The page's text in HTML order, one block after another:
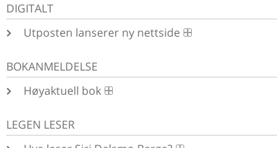
DIGITALT
Utposten lanserer ny nettside
BOKANMELDELSE
Høyaktuell bok
LEGEN LESER